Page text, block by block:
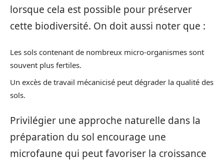
lorsque cela est possible pour préserver
cette biodiversité. On doit aussi noter que :
Les sols contenant de nombreux micro-organismes sont
souvent plus fertiles.
Un excès de travail mécanicisé peut dégrader la qualité des
sols.
Privilégier une approche naturelle dans la
préparation du sol encourage une
microfaune qui peut favoriser la croissance